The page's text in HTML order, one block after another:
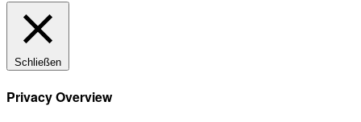
Schließen
Privacy Overview